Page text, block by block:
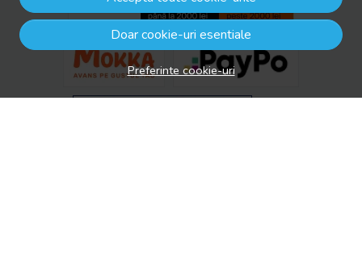
Doar cookie-uri esentiale
Preferinte cookie-uri